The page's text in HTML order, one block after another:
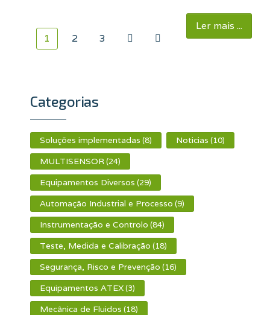
Ler mais ...
1
2 3
Categorias
Soluções implementadas (8) Noticias (10)
MULTISENSOR(24)
Equipamentos Diversos (29)
Automação Industrial e Processo (9)
Instrumentação e Controlo (84)
Teste, Medida e Calibração (18)
Segurança, Risco e Prevenção (16)
Equipamentos ATEX(3)
Mecânica de Fluidos (18)